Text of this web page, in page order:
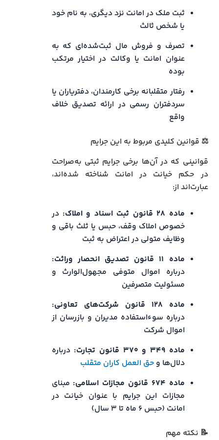
ثبت ملک در امانت نزد دیگری، به نام خود
یا شخص ثالث
تصرف و فروش مال ثبت‌شده‌ای که به
عنوان امانت یا وکالت در اختیار مرتکب
بوده
رفتار متقلبانه برخی کارمندان، دفتریاران یا
سردفتران رسمی در ارائه تصدیق خلاف
واقع
⚖️ قوانین کلیدی مربوط به این جرایم
قوانینی که در آن‌ها برخی جرایم ثبتی به‌صراحت
در حکم خیانت در امانت شناخته شده‌اند،
عبارت‌اند از:
ماده ۲۸ قانون ثبت اسناد و املاک:
در
خصوص املاک وقف، حبس یا ثلث باقی و
وظایف متولی در اعتراض به ثبت
ماده ۱۱ قانون تصدیق انحصار وراثت:
درباره اموال متوفی مجهول‌الوارث و
مسئولیت متصرفین
ماده ۱۲۸ قانون شرکت‌های تعاونی:
درباره سوءاستفاده مدیران و بازرسان از
اموال شرکت
ماده ۳۴۹ و ۳۷۰ قانون تجارت:
درباره
دلال‌ها وحق‌ العمل‌ کاران متقلب
ماده ۶۷۴ قانون مجازات اسلامی:
مبنای
مجازات این جرایم با عنوان خیانت در
امانت (حبس ۶ ماه تا ۳ سال)
📝 نکته مهم